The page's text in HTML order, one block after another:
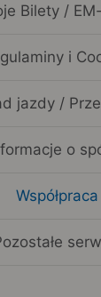
Bilety /
i
jazdy /
o
Współpraca